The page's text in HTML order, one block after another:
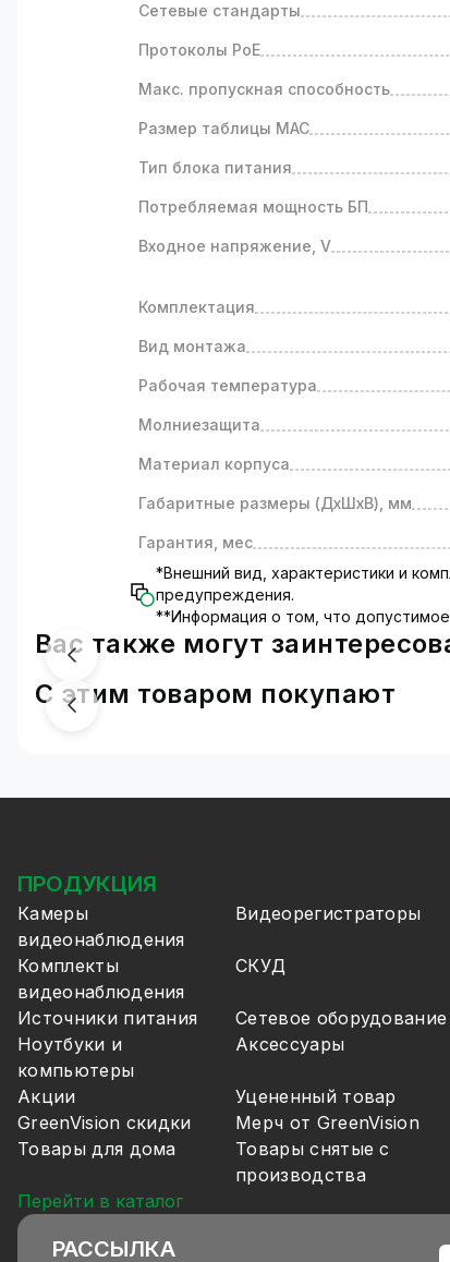
Сетевые стандарты
Протоколы PoE
Макс. пропускная способность
Размер таблицы MAC
Тип блока питания
Потребляемая мощность БП
Входное напряжение, V
Комплектация
Вид монтажа
Рабочая температура
Молниезащита
Материал корпуса
Габаритные размеры (ДхШхВ), мм
Гарантия, мес
*Внешний вид, характеристики и
предупреждения.
**Информация о том, что
Вас также могут
С этим товаром покупают
ПРОДУКЦИЯ
Камеры
видеонаблюдения
Видеорегистраторы
Комплекты
видеонаблюдения
СКУД
Источники питания
Сетевое оборудование
Ноутбуки и
компьютеры
Аксессуары
Акции
Уцененный товар
GreenVision скидки
Мерч от GreenVision
Товары для дома
Товары снятые с
производства
Перейти в каталог
РАССЫЛКА